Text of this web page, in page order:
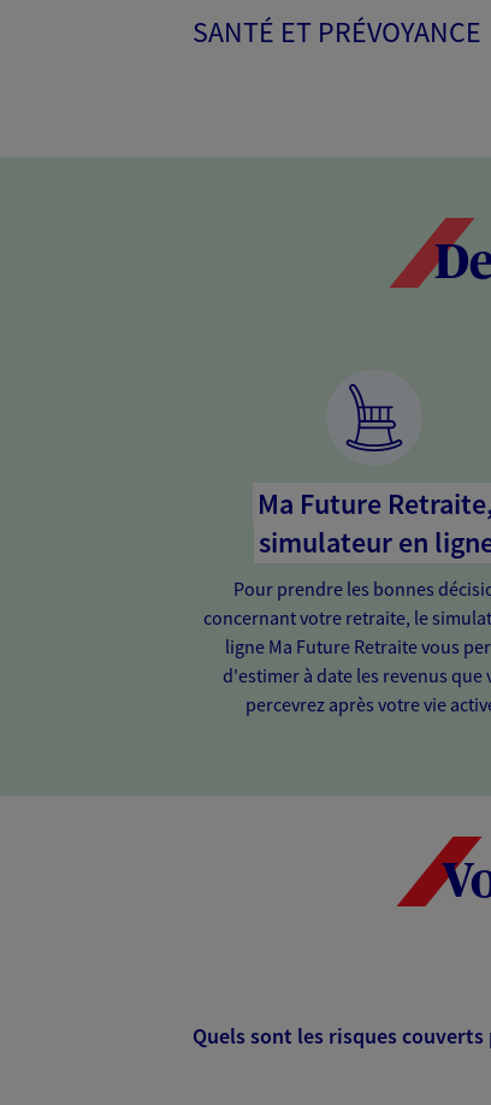
SANTÉ ET PRÉVOYANCE
Ma Future
simulateur en
Pour prendre les bonnes
concernant votre retraite, le
ligne Ma Future Retraite vous
d'estimer à date les revenus que
percevrez après votre vie
Quels sont les risques